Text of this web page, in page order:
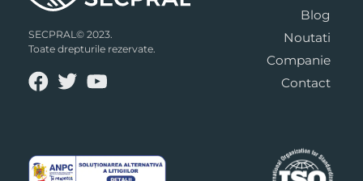
SECPRAL© 2023.
Toate drepturile rezervate.
Blog
Noutati
Companie
Contact